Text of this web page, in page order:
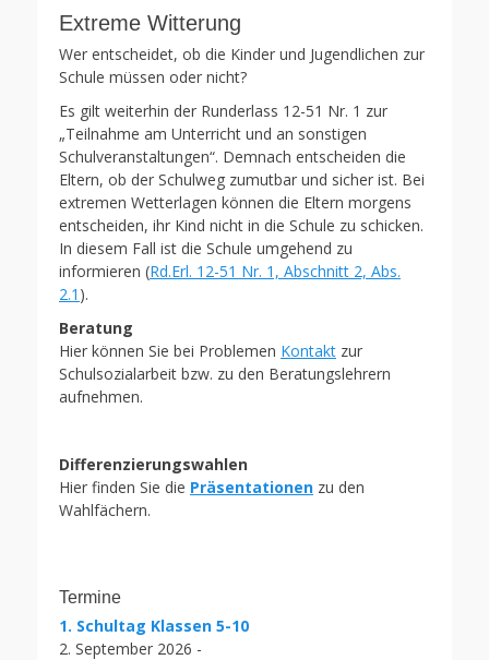
Extreme Witterung
Wer entscheidet, ob die Kinder und Jugendlichen zur
Schule müssen oder nicht?
Es gilt weiterhin der Runderlass 12-51 Nr. 1 zur
„Teilnahme am Unterricht und an sonstigen
Schulveranstaltungen“. Demnach entscheiden die
Eltern, ob der Schulweg zumutbar und sicher ist. Bei
extremen Wetterlagen können die Eltern morgens
entscheiden, ihr Kind nicht in die Schule zu schicken.
In diesem Fall ist die Schule umgehend zu
informieren (Rd.Erl. 12-51 Nr. 1, Abschnitt 2, Abs.
2.1 ).
Beratung
Hier können Sie bei Problemen Kontakt zur
Schulsozialarbeit bzw. zu den Beratungslehrern
aufnehmen.
Differenzierungswahlen
Hier finden Sie die Präsentationen zu den
Wahlfächern.
Termine
1. Schultag Klassen 5-10
2. September 2026 -